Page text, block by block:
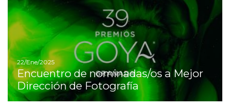
22/Ene/2025
Encuentro de nominadas/os a Mejor
Dirección de Fotografía